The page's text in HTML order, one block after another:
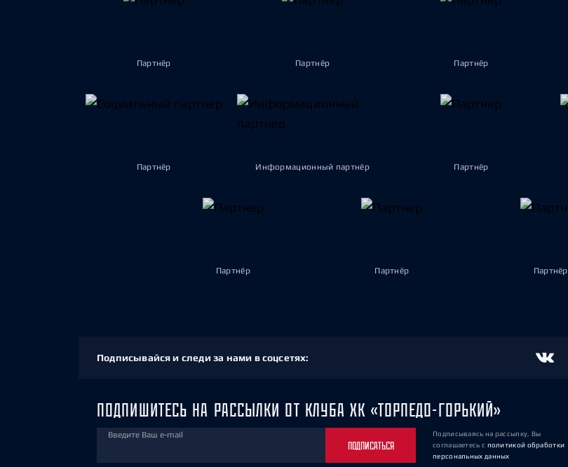
Партнёр Партнёр Партнёр
Партнёр Информационный партнёр Партнёр
Партнёр Партнёр Партнёр
Подписывайся и следи за нами в соцсетях:
ПОДПИШИТЕСЬ НА РАССЫЛКИ ОТ КЛУБА ХК «ТОРПЕДО-ГОРЬКИЙ»
Введите Ваш e-mail
ПОДПИСАТЬСЯ
Подписываясь на рассылку, Вы
соглашаетесь с политикой обработки
персональных данных